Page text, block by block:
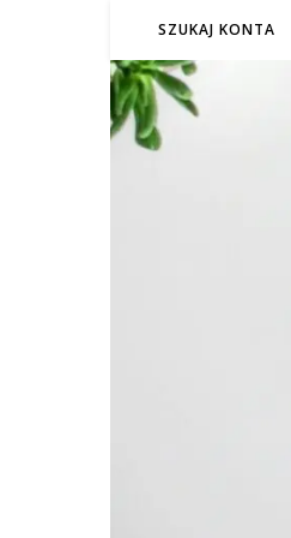
SZUKAJ KONTA